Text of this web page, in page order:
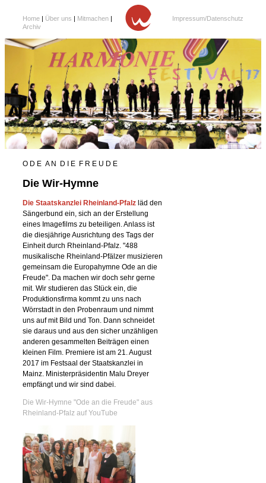
Home | Über uns | Mitmachen |
Archiv
Impressum/Datenschutz
O D E A N D I E F R E U D E
Die Wir-Hymne
Die Staatskanzlei Rheinland-Pfalz läd den
Sängerbund ein, sich an der Erstellung
eines Imagefilms zu beteiligen. Anlass ist
die diesjährige Ausrichtung des Tags der
Einheit durch Rheinland-Pfalz. "488
musikalische Rheinland-Pfälzer musizieren
gemeinsam die Europahymne Ode an die
Freude". Da machen wir doch sehr gerne
mit. Wir studieren das Stück ein, die
Produktionsfirma kommt zu uns nach
Wörrstadt in den Probenraum und nimmt
uns auf mit Bild und Ton. Dann schneidet
sie daraus und aus den sicher unzähligen
anderen gesammelten Beiträgen einen
kleinen Film. Premiere ist am 21. August
2017 im Festsaal der Staatskanzlei in
Mainz. Ministerpräsidentin Malu Dreyer
empfängt und wir sind dabei.
Die Wir-Hymne "Ode an die Freude" aus
Rheinland-Pfalz auf YouTube